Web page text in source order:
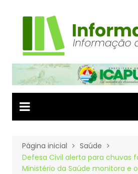
Página inicial
Saúde
Defesa Civil alerta para chuvas
Ministério da Saúde monitora e